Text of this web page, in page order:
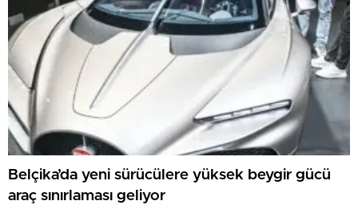
Belçika’da yeni sürücülere yüksek beygir gücü
araç sınırlaması geliyor